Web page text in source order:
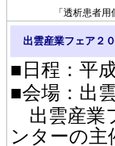
「透析患者
出雲産業フェア２
■日程：平
■会場：出
出雲産業
ンターの主